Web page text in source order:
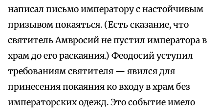
написал письмо императору с настойчивым
призывом покаяться. (Есть сказание, что
святитель Амвросий не пустил императора в
храм до его раскаяния.) Феодосий уступил
требованиям святителя — явился для
принесения покаяния ко входу в храм без
императорских одежд. Это событие имело